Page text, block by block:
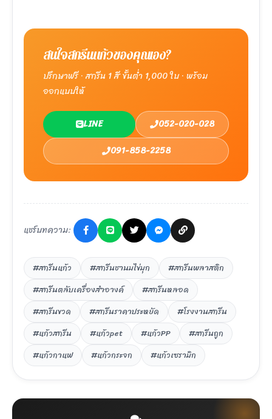
สนใจสกรีนแก้วของคุณเอง?
ปรึกษาฟรี · สกรีน 1 สี ขั้นต่ำ 1,000 ใบ · พร้อม
ออกแบบให้
LINE
052-020-028
091-858-2258
แชร์บทความ:
#สกรีนแก้ว #สกรีนชานมไข่มุก
#สกรีนพลาสติก
#สกรีนตลับเครื่องสำอางค์
#สกรีนหลอด
#สกรีนขวด
#สกรีนราคาประหยัด
#โรงงานสกรีน
#แก้วสกรีน
#แก้วpet #แก้วPP
#สกรีนถูก
#แก้วกาแฟ
#แก้วกระจก #แก้วเซรามิก